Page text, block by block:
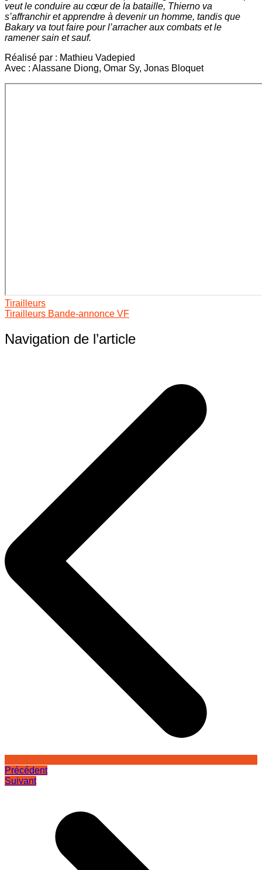
veut le conduire au cœur de la bataille, Thierno va
s’affranchir et apprendre à devenir un homme, tandis que
Bakary va tout faire pour l’arracher aux combats et le
ramener sain et sauf.
Réalisé par : Mathieu Vadepied
Avec : Alassane Diong, Omar Sy, Jonas Bloquet
Tirailleurs
Tirailleurs Bande-annonce VF
Navigation de l’article
Précédent
Suivant